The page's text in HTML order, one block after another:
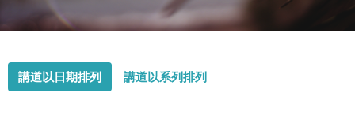
講道以日期排列 講道以系列排列